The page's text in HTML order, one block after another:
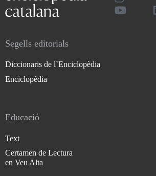
Segells editorials
Diccionaris de l`Enciclopèdia
Enciclopèdia
Educació
Text
Certamen de Lectura
en Veu Alta